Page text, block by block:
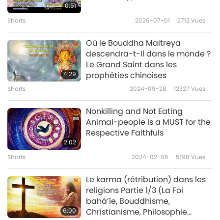
Céleste intérieur subtil. ~ Nada-Bindu
Upanishad
L’ASSOCIATION INTERNATIONALE POUR LA
CONSCIENCE DE KRISHNA
« Entendre parler de Lui [le Seigneur] signifie le
contact immédiat avec Lui par le processus
de VIBRATION DU SON TRANSCENDANTAL. Et le
Son transcendantal est si efficace qu’Il agit
immédiatement en supprimant toutes les
affections matérielles… » ~ Srila Prabhupada
(végétarien)
ISLAM
0:51
Shorts 2026-07-01 2713Vues
4:29
Où le Bouddha Maitreya
descendra-t-Il dans le monde ?
Le Grand Saint dans les
prophéties chinoises
Shorts 2024-09-28 12327 Vues
2:02
Nonkilling and Not Eating
Animal-people Is a MUST for the
Respective Faithfuls
Shorts 2024-02-05 5198 Vues
6:00
Le karma (rétribution) dans les
religions Partie 1/3 (La Foi
bahá’íe, Bouddhisme,
Christianisme, Philosophie